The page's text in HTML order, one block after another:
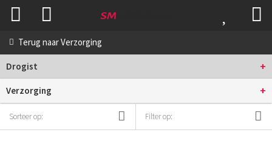
Terug naarVerzorging
Drogist +
Verzorging +
Sorteer op: Filter op: